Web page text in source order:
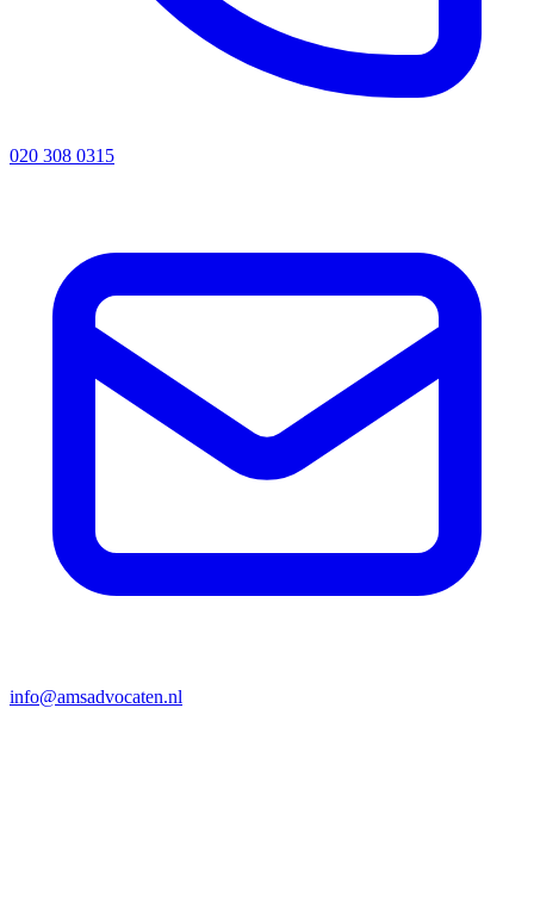
020 308 0315
info@amsadvocaten.nl